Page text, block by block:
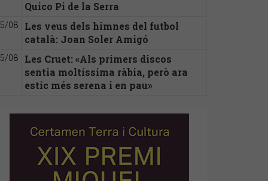
Quico Pi de la Serra
08
Les veus dels himnes del futbol
català: Joan Soler Amigó
08
Les Cruet: «Als primers discos
sentia moltíssima ràbia, però ara
estic més serena i en pau»